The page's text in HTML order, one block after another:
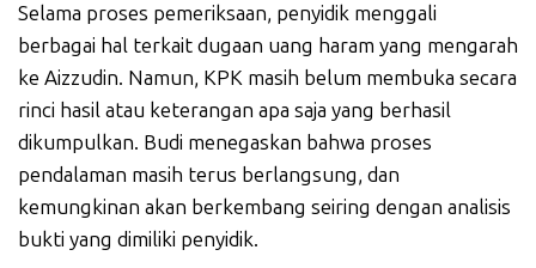
Selama proses pemeriksaan, penyidik menggali
berbagai hal terkait dugaan uang haram yang mengarah
ke Aizzudin. Namun, KPK masih belum membuka secara
rinci hasil atau keterangan apa saja yang berhasil
dikumpulkan. Budi menegaskan bahwa proses
pendalaman masih terus berlangsung, dan
kemungkinan akan berkembang seiring dengan analisis
bukti yang dimiliki penyidik.